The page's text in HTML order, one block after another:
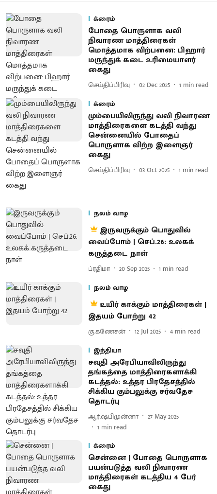
க்ரைம்
போதை பொருளாக வலி
நிவாரண மாத்திரைகள்
மொத்தமாக விற்பனை: பிஹார்
மருந்துக் கடை உரிமையாளர்
கைது
செய்திப்பிரிவு 02 Dec 2025 1 min read
க்ரைம்
மும்பையிலிருந்து வலி நிவாரண
மாத்திரைகளை கடத்தி வந்து
சென்னையில் போதைப்
பொருளாக விற்ற இளைஞர்
கைது
செய்திப்பிரிவு 03 Oct 2025 1 min read
நலம் வாழ
இருவருக்கும் பொதுவில்
வைப்போம் | செப்.26: உலகக்
கருத்தடை நாள்
ப்ரதிமா 20 Sep 2025 1 min read
நலம் வாழ
உயிர் காக்கும் மாத்திரைகள் |
இதயம் போற்று 42
கு.கணேசன் 12 Jul 2025 4 min read
இந்தியா
சவுதி அரேபியாவிலிருந்து
தங்கத்தை மாத்திரைகளாக்கி
கடத்தல்: உத்தர பிரதேசத்தில்
சிக்கிய கும்பலுக்கு சர்வதேச
தொடர்பு
ஆர்.ஷபிமுன்னா
27 May 2025
1 min read
க்ரைம்
சென்னை | போதை பொருளாக
பயன்படுத்த வலி நிவாரண
மாத்திரைகள் கடத்திய 4 பேர்
கைது